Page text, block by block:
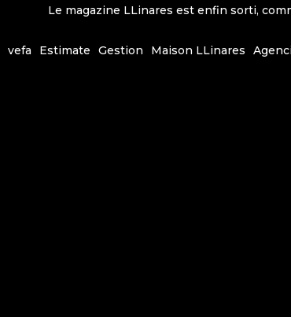
Le magazine LLinares est enfin sorti,
vefa Estimate Gestion Maison LLinares